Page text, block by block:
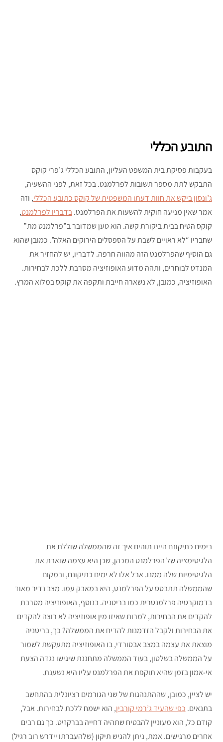
התובע הכללי
בעקבות פסיקת בית המשפט העליון, התובע הכללי ג’פרי קוקס
התבקש לתת מספר תשובות לפרלמנט. בכל זאת, לפני ההשעיה,
ג’ונסון ביקש את חוות דעתו המשפטית של קוקס כתובע הכללי, וזה
אמר שאין מניעה חוקית להשעות את הפרלמנט.בדבריו לפרלמנט,
קוקס הטיח בבית ביקורת קשה. הוא טען שמדובר ב”פרלמנט מת”
שחבריו “לא ראויים לשבת על הספסלים הירוקים האלה”. כמובן שהוא
גם הוסיף שהפרלמנט הזה מהווה חרפה. לדבריו, יש להחזיר את
המנדט לבוחרים, ותהה מדוע האופוזיציה מסרבת ללכת לבחירות.
האופוזיציה, כמובן, לא נשארה חייבת ותקפה את קוקס במלוא המרץ.
בימים כתיקונם היינו תוהים איך זה שהממשלה שוללת את
הלגיטימציה של הפרלמנט המכהן, שכן היא עצמה שואבת את
הלגיטימיות שלה ממנו. אבל אלו לא ימים כתיקונם, ובמקום
שהממשלה תתבסס על הפרלמנט, היא במאבק עמו. מצב נדיר מאוד
בדמוקרטיה פרלמנטרית כמו בריטניה. בנוסף, האופוזיציה מסרבת
להקדים את הבחירות, למרות שאיזו מין אופוזיציה לא רוצה להקדים
את הבחירות ולקבל הזדמנות להדיח את הממשלה? כך, בריטניה
מוצאת את עצמה במצב אבסורדי, בו האופוזיציה מתעקשת לשמור
על הממשלה בשלטון, בעוד הממשלה מתחננת שיגישו נגדה הצעת
אי-אמון בזמן שהיא תוקפת את הפרלמנט עליו היא נשענת.
יש לציין, כמובן, שההתנהגות של שני הגורמים רציונלית בהתחשב
בתנאים. כפי שהעיד ג’רמי קורבין, הוא ישמח ללכת לבחירות. אבל,
קודם כל, הוא מעוניין להבטיח שתהיה דחייה בברקזיט. כך גם רבים
אחרים מרגישים. אמת, ניתן להגיש תיקון (שלהעברתו יידרש רוב רגיל)